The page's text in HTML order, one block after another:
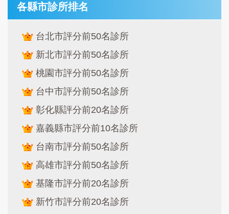
各縣市診所排名
台北市評分前50名診所
新北市評分前50名診所
桃園市評分前50名診所
台中市評分前50名診所
彰化縣評分前20名診所
嘉義縣市評分前10名診所
台南市評分前50名診所
高雄市評分前50名診所
基隆市評分前20名診所
新竹市評分前20名診所